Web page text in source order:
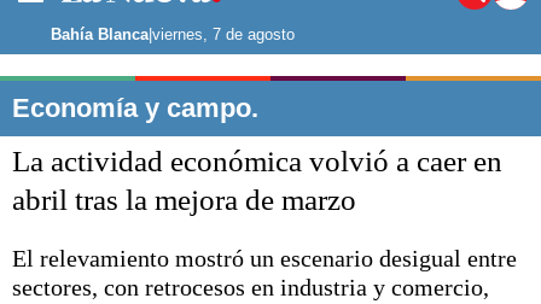
Noticias
La ciudad
Punta Alta
El país
El mundo
Seguridad
Deportes
Escenario Olímpico
Liga del Sur
Bahía Blanca|viernes, 7 de agosto
Economía y campo.
La actividad económica volvió a caer en
abril tras la mejora de marzo
El relevamiento mostró un escenario desigual entre
sectores, con retrocesos en industria y comercio,